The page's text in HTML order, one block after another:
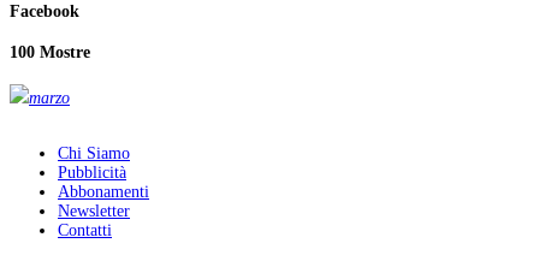
Facebook
100 Mostre
marzo
Chi Siamo
Pubblicità
Abbonamenti
Newsletter
Contatti